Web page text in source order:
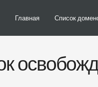
Главная Список